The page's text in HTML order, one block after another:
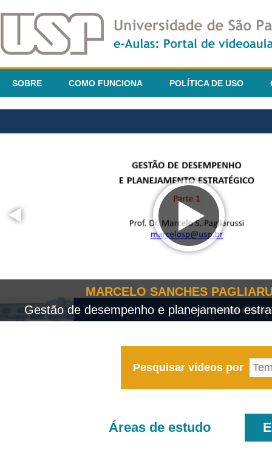
SOBRE COMO FUNCIONA POLÍTICA DE USO
MARCELO SANCHES
Gestão de desempenho e planejamento
Pesquisar vídeos por
Áreas de estudo